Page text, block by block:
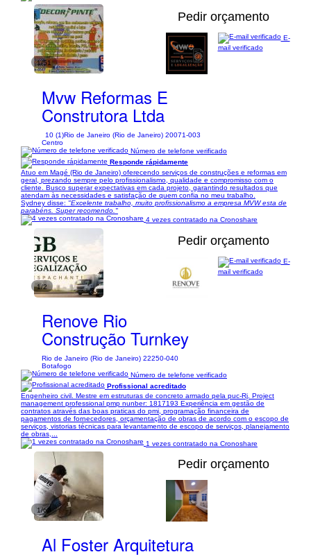
1/51
Pedir orçamento
Mvw Reformas E
Construtora Ltda
10 (1)Rio de Janeiro (Rio de Janeiro) 20071-003
Centro
E-
mail verificado
Número de telefone verificado
Responde rápidamente
Atuo em Magé (Rio de Janeiro) oferecendo serviços de construções e reformas em
geral, prezando sempre pelo profissionalismo, qualidade e compromisso com o
cliente. Busco superar expectativas em cada projeto, garantindo resultados que
atendam às necessidades e satisfação de quem confia no meu trabalho.
Sydney disse: "Excelente trabalho, muito profissionalismo a empresa MVW esta de
parabéns. Super recomendo."
4 vezes contratado na Cronoshare
1/2
Pedir orçamento
Renove Rio
Construção Turnkey
Rio de Janeiro (Rio de Janeiro) 22250-040
Botafogo
E-
mail verificado
Número de telefone verificado
Profissional acreditado
Engenheiro civil. Mestre em estruturas de concreto armado pela puc-Rj. Project
management professional pmp nunber: 1817193 Experiência em gestão de
contratos através das boas praticas do pmi, programação financeira de
pagamentos de fornecedores, orçamentação de obras de acordo com o escopo de
serviços, vistorias técnicas para levantamento de escopo de serviços, planejamento
de obras,...
1 vezes contratado na Cronoshare
1/63
Pedir orçamento
Al Foster Arquitetura